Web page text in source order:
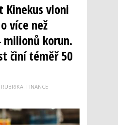
Kinekus vloni
více než
korun.
činí téměř 50
RUBRIKA: FINANCE